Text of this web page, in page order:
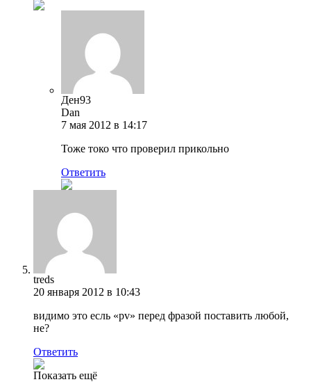
Ден93
Dan
7 мая 2012 в 14:17
Тоже токо что проверил прикольно
Ответить
treds
20 января 2012 в 10:43
видимо это есль «pv» перед фразой поставить любой,
не?
Ответить
Показать ещё